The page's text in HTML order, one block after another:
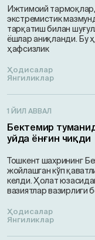
Ижтимоий
экстремистик
тарқатиш билан
ёшлар аниқланди. Бу
ҳафсизлик
Ҳодисалар
Янгиликлар
1 ЙИЛ АВВАЛ
Бектемир
уйда ёнғин чиқди
Тошкент шахрининг
жойлашган кўп
келди. Ҳолат
вазиятлар вазирлиги
Ҳодисалар
Янгиликлар